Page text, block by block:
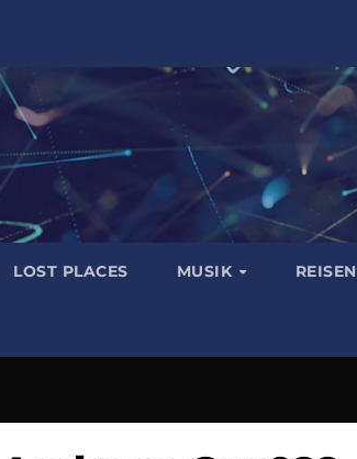
LOST PLACES MUSIK REISEN